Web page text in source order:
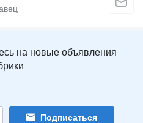
на новые объявления
Подписаться